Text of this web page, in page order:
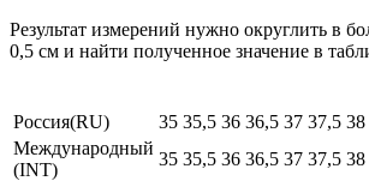
Результат измерений нужно округлить в
0,5 см и найти полученное значение в
Россия(RU) 35 35,5 36 36,5 37 37,5 38
Международный
(INT)
35 35,5 36 36,5 37 37,5 38